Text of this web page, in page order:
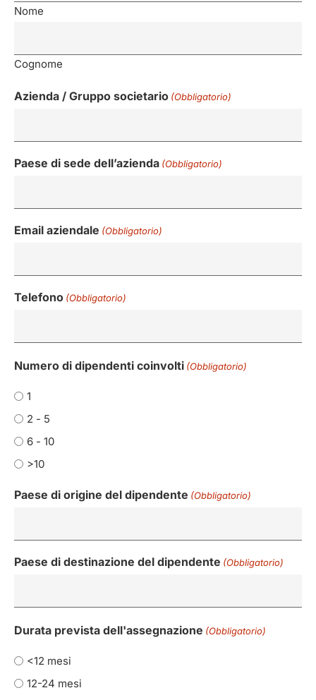
Nome
Cognome
Azienda / Gruppo societario (Obbligatorio)
Paese di sede dell’azienda (Obbligatorio)
Email aziendale (Obbligatorio)
Telefono (Obbligatorio)
Numero di dipendenti coinvolti (Obbligatorio)
1
2 - 5
6 - 10
>10
Paese di origine del dipendente (Obbligatorio)
Paese di destinazione del dipendente (Obbligatorio)
Durata prevista dell'assegnazione (Obbligatorio)
<12 mesi
12-24 mesi